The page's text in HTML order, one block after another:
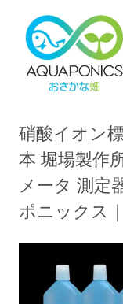
硝酸イオン
本 堀場製作
メータ 測定
ポニックス